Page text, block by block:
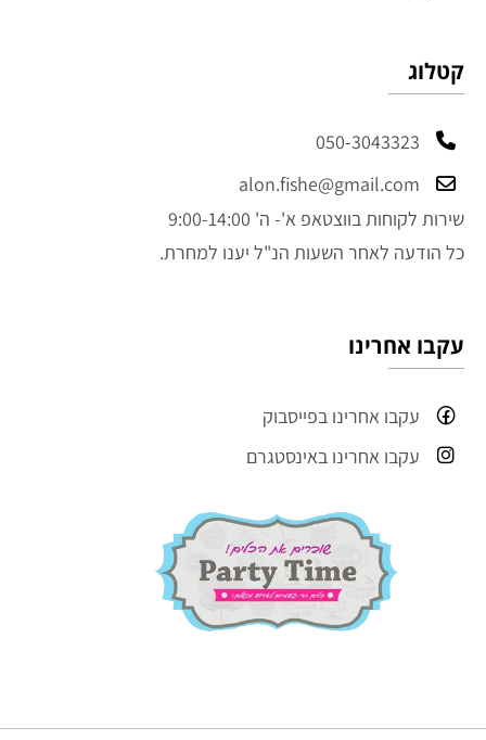
קטלוג
050-3043323
alon.fishe@gmail.com
שירות לקוחות בווצטאפ א'- ה' 9:00-14:00
כל הודעה לאחר השעות הנ"ל יענו למחרת.
עקבו אחרינו
עקבו אחרינו בפייסבוק
עקבו אחרינו באינסטגרם